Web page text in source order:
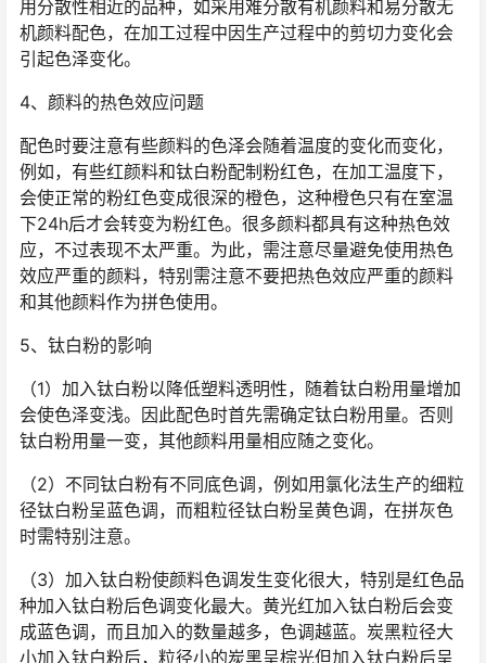
用分散性相近的品种，如采用难分散有机颜料和易分散无
机颜料配色，在加工过程中因生产过程中的剪切力变化会
引起色泽变化。
4、颜料的热色效应问题
配色时要注意有些颜料的色泽会随着温度的变化而变化，
例如，有些红颜料和钛白粉配制粉红色，在加工温度下，
会使正常的粉红色变成很深的橙色，这种橙色只有在室温
下24h后才会转变为粉红色。很多颜料都具有这种热色效
应，不过表现不太严重。为此，需注意尽量避免使用热色
效应严重的颜料，特别需注意不要把热色效应严重的颜料
和其他颜料作为拼色使用。
5、钛白粉的影响
（1）加入钛白粉以降低塑料透明性，随着钛白粉用量增加
会使色泽变浅。因此配色时首先需确定钛白粉用量。否则
钛白粉用量一变，其他颜料用量相应随之变化。
（2）不同钛白粉有不同底色调，例如用氯化法生产的细粒
径钛白粉呈蓝色调，而粗粒径钛白粉呈黄色调，在拼灰色
时需特别注意。
（3）加入钛白粉使颜料色调发生变化很大，特别是红色品
种加入钛白粉后色调变化最大。黄光红加入钛白粉后会变
成蓝色调，而且加入的数量越多，色调越蓝。炭黑粒径大
小加入钛白粉后，粒径小的炭黑呈棕光但加入钛白粉后呈